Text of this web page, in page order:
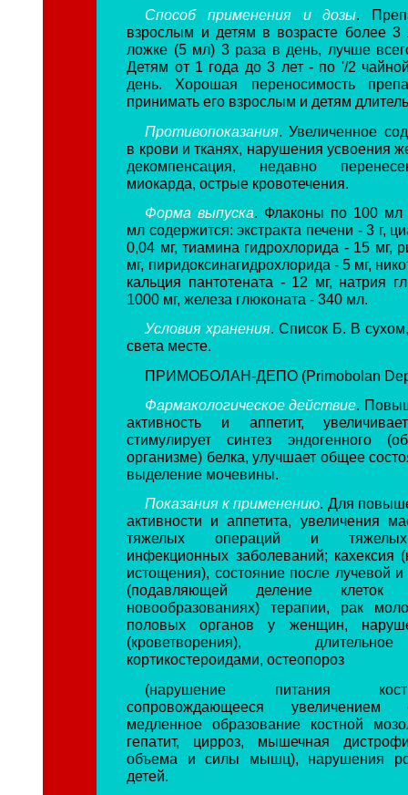
Способ применения и дозы.
взрослым и детям в возрасте более 3
ложке (5 мл) 3 раза в день, лучше
Детям от 1 года до 3 лет - по '/2
день. Хорошая переносимость
принимать его взрослым и детям
Противопоказания . Увеличенное
в крови и тканях, нарушения усвоения
декомпенсация, недавно
миокарда, острые кровотечения.
Форма выпуска. Флаконы по 100 мл
мл содержится: экстракта печени - 3 г,
0,04 мг, тиамина гидрохлорида - 15 мг,
мг, пиридоксинагидрохлорида - 5 мг,
кальция пантотената - 12 мг, натрия
1000 мг, железа глюконата - 340 мл.
Условия хранения. Список Б. В
света месте.
ПРИМОБОЛАН-ДЕПО (Primobolan
Фармакологическое действие.
активность и аппетит,
стимулирует синтез эндогенного
организме) белка, улучшает общее
выделение мочевины.
Показания к применению. Для
активности и аппетита, увеличения
тяжелых операций и тяжелых
инфекционных заболеваний; кахексия
истощения), состояние после лучевой и
(подавляющей деление
новообразованиях) терапии, рак
половых органов у женщин,
(кроветворения),
кортикостероидами, остеопороз
(нарушение питания
сопровождающееся увеличением
медленное образование костной
гепатит, цирроз, мышечная
объема и силы мышц), нарушения
детей.